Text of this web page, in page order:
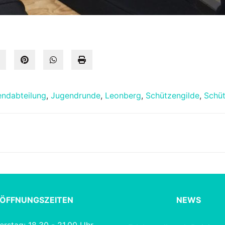
, Jugendrunde, Leonberg, Schützengilde,
ÖFFNUNGSZEITEN NEWS